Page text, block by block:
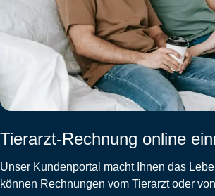
Tierarzt-Rechnung online
Unser Kundenportal macht Ihnen das
können Rechnungen vom Tierarzt oder